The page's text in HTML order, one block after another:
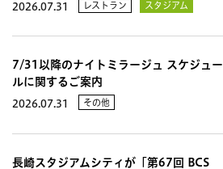
2026.07.31 レストラン スタジアム
7/31以降のナイトミラージュ スケジュー
ルに関するご案内
2026.07.31 その他
長崎スタジアムシティが「第67回 BCS